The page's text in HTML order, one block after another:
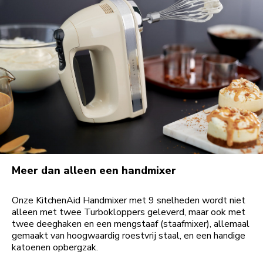
Meer dan alleen een handmixer
Onze KitchenAid Handmixer met 9 snelheden wordt niet
alleen met twee Turbokloppers geleverd, maar ook met
twee deeghaken en een mengstaaf (staafmixer), allemaal
gemaakt van hoogwaardig roestvrij staal, en een handige
katoenen opbergzak.